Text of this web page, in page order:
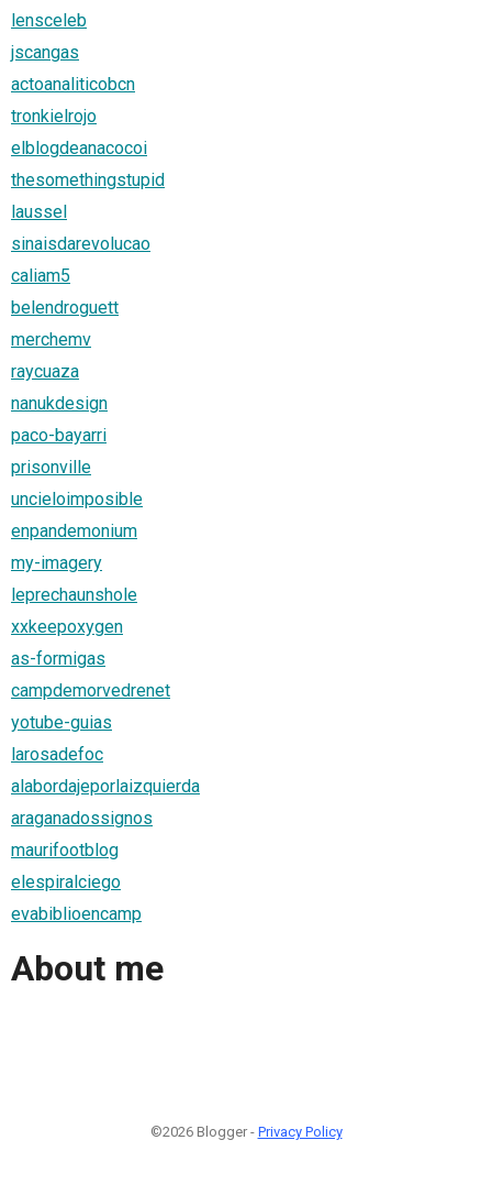
lensceleb
jscangas
actoanaliticobcn
tronkielrojo
elblogdeanacocoi
thesomethingstupid
laussel
sinaisdarevolucao
caliam5
belendroguett
merchemv
raycuaza
nanukdesign
paco-bayarri
prisonville
uncieloimposible
enpandemonium
my-imagery
leprechaunshole
xxkeepoxygen
as-formigas
campdemorvedrenet
yotube-guias
larosadefoc
alabordajeporlaizquierda
araganadossignos
maurifootblog
elespiralciego
evabiblioencamp
About me
©2026 Blogger - Privacy Policy